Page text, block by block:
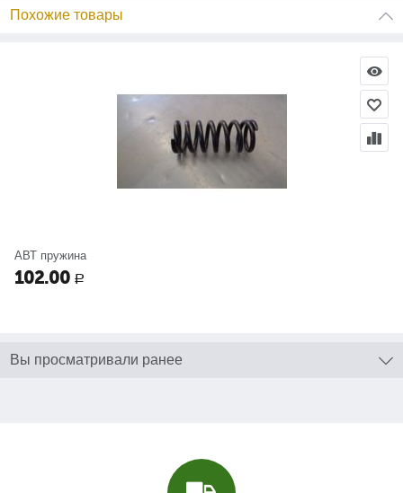
Похожие товары
АВТ пружина
102.00 Р
Вы просматривали ранее